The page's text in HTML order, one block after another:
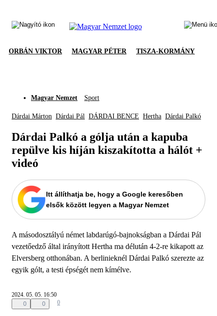
ORBÁN VIKTOR MAGYAR PÉTER TISZA-KORMÁNY
Magyar Nemzet Sport
Dárdai Márton Dárdai Pál DÁRDAI BENCE Hertha Dárdai Palkó
Dárdai Palkó a gólja után a kapuba
repülve kis híján kiszakította a hálót +
videó
Itt állíthatja be, hogy a Google keresőben
elsők között legyen a Magyar Nemzet
A másodosztályú német labdarúgó-bajnokságban a Dárdai Pál
vezetőedző által irányított Hertha ma délután 4-2-re kikapott az
Elversberg otthonában. A berlinieknél Dárdai Palkó szerezte az
egyik gólt, a testi épségét nem kímélve.
2024. 05. 05. 16:50
0
0 0